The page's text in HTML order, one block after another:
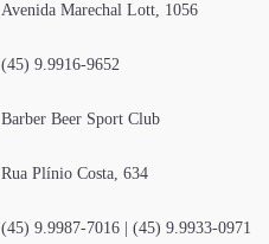
Avenida Marechal Lott, 1056
(45) 9.9916-9652
Barber Beer Sport Club
Rua Plínio Costa, 634
(45) 9.9987-7016 | (45) 9.9933-0971